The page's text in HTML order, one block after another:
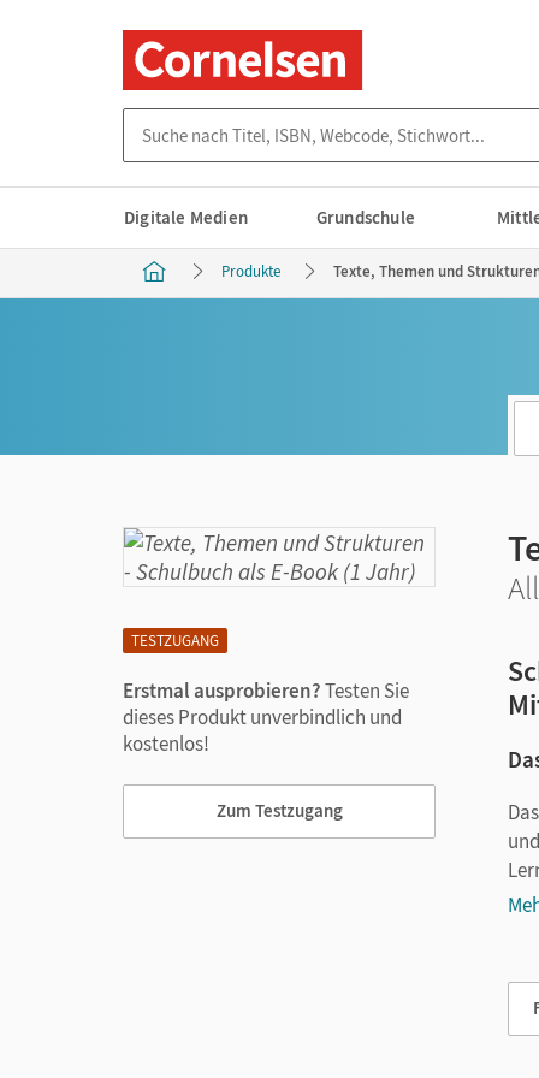
Digitale Medien Grundschule
Produkte Texte, Themen und
TESTZUGANG
Erstmal ausprobieren?Testen Sie
dieses Produkt unverbindlich und
kostenlos!
Zum Testzugang